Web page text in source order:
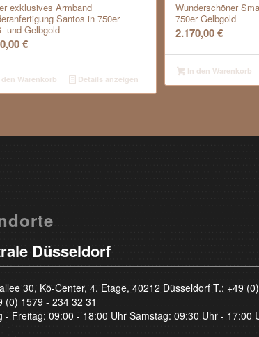
exklusives Armband
Santos in 750er
und Gelbgold
€
den Warenkorb Details anzeigen
Wunderschöner
750er Gelbgold
2.170,00€
In den Warenkorb
Düsseldorf
30, Kö-Center, 4. Etage, 40212 Düsseldorf T.: +49
(0) 1579 - 234 32 31
- Freitag: 09:00 - 18:00 Uhr Samstag: 09:30 Uhr - 17:00